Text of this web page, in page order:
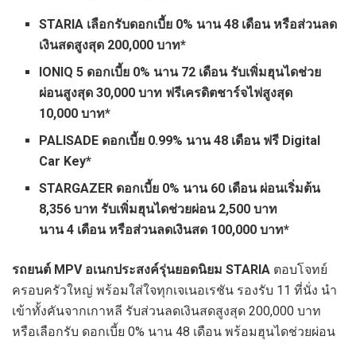
STARIA เลือกรับดอกเบี้ย 0% นาน 48 เดือน หรือส่วนลด
เงินสดสูงสุด 200,000 บาท*
IONIQ 5 ดอกเบี้ย 0% นาน 72 เดือน รับเพิ่มฮุนไดช่วย
ผ่อนสูงสุด 30,000 บาท ฟรีเครดิตชาร์จไฟสูงสุด
10,000 บาท*
PALISADE ดอกเบี้ย 0.99% นาน 48 เดือน ฟรี Digital
Car Key*
STARGAZER ดอกเบี้ย 0% นาน 60 เดือน ผ่อนเริ่มต้น
8,356 บาท รับเพิ่มฮุนไดช่วยผ่อน 2,500 บาท
นาน 4 เดือน หรือส่วนลดเงินสด 100,000 บาท*
รถยนต์ MPV อเนกประสงค์รุ่นยอดนิยม STARIA ตอบโจทย์
ครอบครัวใหญ่ พร้อมใส่ใจทุกเจเนอเรชัน รองรับ 11 ที่นั่ง นำ
เข้าทั้งคันจากเกาหลี รับส่วนลดเงินสดสูงสุด 200,000 บาท
หรือเลือกรับ ดอกเบี้ย 0% นาน 48 เดือน พร้อมฮุนไดช่วยผ่อน